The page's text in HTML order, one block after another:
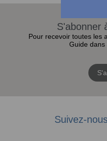
S'abonner
Pour recevoir toutes les
Guide dans
Suivez-